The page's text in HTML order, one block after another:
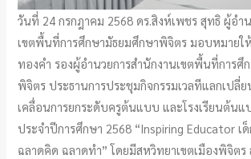
วันที่ 24 กรกฎาคม 2568 ดร.สิงห์เพชร สุทธิ ผู้อำ
เขตพื้นที่การศึกษามัธยมศึกษาพิจิตร มอบหมายใ
ทองคำ รองผู้อำนวยการสำนักงานเขตพื้นที่การศึ
พิจิตร ประธานการประชุมกิจกรรมเวลทีแลกเปลี่ย
เคลื่อนการยกระดับครูต้นแบบ และโรงเรียนต้นแ
ประจำปีการศึกษา 2568 “Inspiring Educator เ
ฉลาดคิด ฉลาดทำ” โดยมีสหวิทยาเขตเมืองพิจิตร